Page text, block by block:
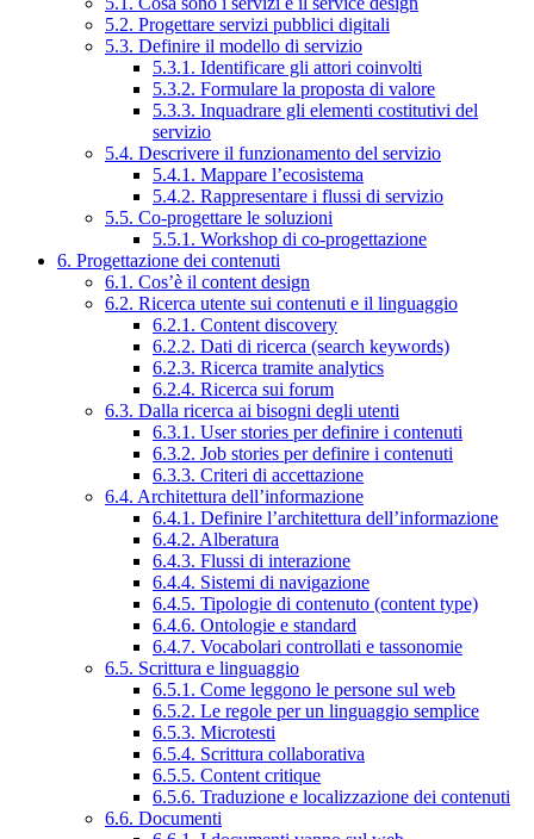
5.2. Progettare servizi pubblici digitali
5.3. Definire il modello di servizio
5.3.1. Identificare gli attori coinvolti
5.3.2. Formulare la proposta di valore
5.3.3. Inquadrare gli elementi costitutivi del
servizio
5.4. Descrivere il funzionamento del servizio
5.4.1. Mappare l’ecosistema
5.4.2. Rappresentare i flussi di servizio
5.5. Co-progettare le soluzioni
5.5.1. Workshop di co-progettazione
6. Progettazione dei contenuti
6.1. Cos’è il content design
6.2. Ricerca utente sui contenuti e il linguaggio
6.2.1. Content discovery
6.2.2. Dati di ricerca (search keywords)
6.2.3. Ricerca tramite analytics
6.2.4. Ricerca sui forum
6.3. Dalla ricerca ai bisogni degli utenti
6.3.1. User stories per definire i contenuti
6.3.2. Job stories per definire i contenuti
6.3.3. Criteri di accettazione
6.4. Architettura dell’informazione
6.4.1. Definire l’architettura dell’informazione
6.4.2. Alberatura
6.4.3. Flussi di interazione
6.4.4. Sistemi di navigazione
6.4.5. Tipologie di contenuto (content type)
6.4.6. Ontologie e standard
6.4.7. Vocabolari controllati e tassonomie
6.5. Scrittura e linguaggio
6.5.1. Come leggono le persone sul web
6.5.2. Le regole per un linguaggio semplice
6.5.3. Microtesti
6.5.4. Scrittura collaborativa
6.5.5. Content critique
6.5.6. Traduzione e localizzazione dei contenuti
6.6. Documenti